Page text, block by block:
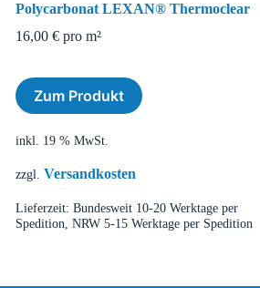
Polycarbonat LEXAN® Thermoclear
16,00 €pro m²
Zum Produkt
inkl. 19 % MwSt.
zzgl. Versandkosten
Lieferzeit: Bundesweit 10-20 Werktage per
Spedition, NRW 5-15 Werktage per Spedition